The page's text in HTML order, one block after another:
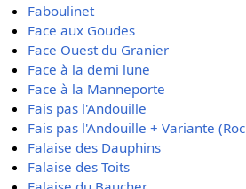
Faboulinet
Face aux Goudes
Face Ouest du Granier
Face à la demi lune
Face à la Manneporte
Fais pas l'Andouille
Fais pas l'Andouille + Variante
Falaise des Dauphins
Falaise des Toits